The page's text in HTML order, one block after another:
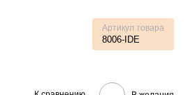
Артикул товара
8006-IDE